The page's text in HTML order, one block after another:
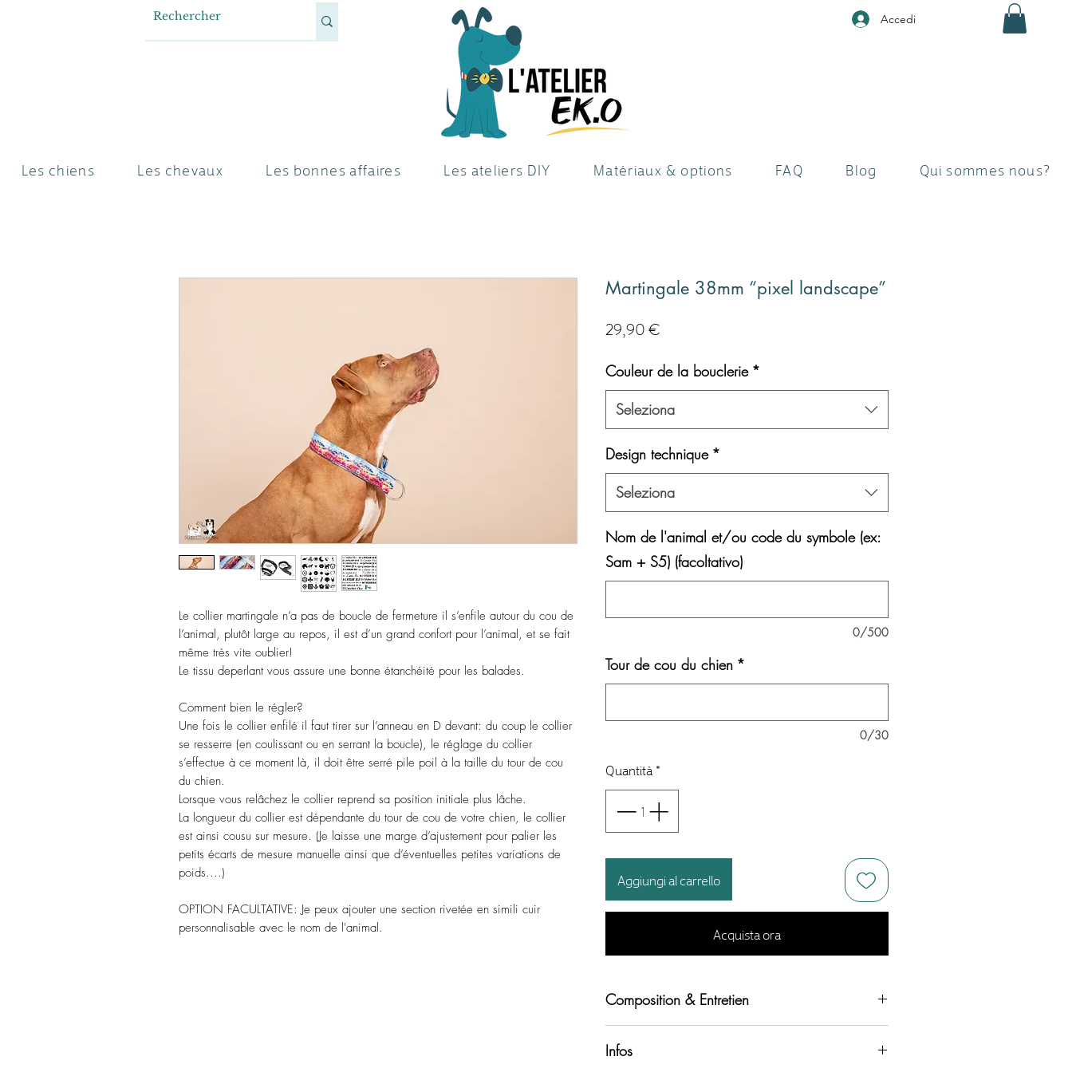
Accedi
Les chiens Les chevaux Les bonnes affaires Les ateliers DIY Matériaux & options FAQ Blog Qui sommes nous?
Le collier martingale n’a pas de boucle de fermeture il s’enfile autour du cou de
l’animal, plutôt large au repos, il est d’un grand confort pour l’animal, et se fait
même très vite oublier!
Le tissu deperlant vous assure une bonne étanchéité pour les balades.
Comment bien le régler?
Une fois le collier enfilé il faut tirer sur l’anneau en D devant: du coup le collier
se resserre (en coulissant ou en serrant la boucle), le réglage du collier
s’effectue à ce moment là, il doit être serré pile poil à la taille du tour de cou
du chien.
Lorsque vous relâchez le collier reprend sa position initiale plus lâche.
La longueur du collier est dépendante du tour de cou de votre chien, le collier
est ainsi cousu sur mesure. (Je laisse une marge d’ajustement pour palier les
petits écarts de mesure manuelle ainsi que d’éventuelles petites variations de
poids....)
OPTION FACULTATIVE: Je peux ajouter une section rivetée en simili cuir
personnalisable avec le nom de l'animal.
Martingale 38mm “pixel landscape”
29,90 €
Couleur de la bouclerie *
Seleziona
Design technique *
Seleziona
Nom de l'animal et/ou code du symbole (ex:
Sam + S5) (facoltativo)
0/500
Tour de cou du chien *
0/30
Quantità*
Aggiungi al carrello
Acquista ora
Composition & Entretien
Tissu tehnique respirant
Infos